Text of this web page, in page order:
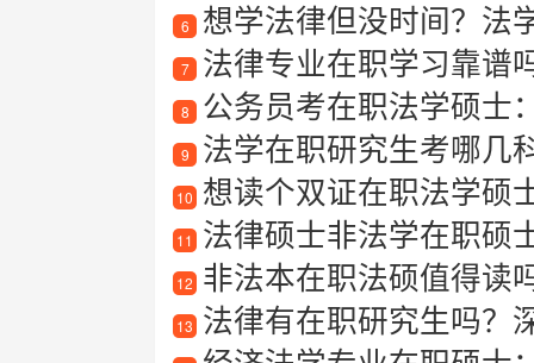
6 想学法律但没时间？法学
7 法律专业在职学习靠谱吗
8 公务员考在职法学硕士
9 法学在职研究生考哪几
10 想读个双证在职法学硕
11 法律硕士非法学在职硕
12 非法本在职法硕值得读
13 法律有在职研究生吗？